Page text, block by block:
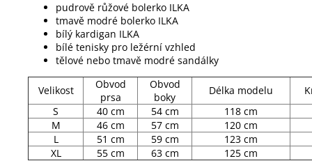
pudrově růžové bolerko ILKA
tmavě modré bolerko ILKA
bílý kardigan ILKA
bílé tenisky pro ležérní vzhled
tělové nebo tmavě modré sandálky
Velikost
Obvod
prsa
Obvod
boky
Délka modelu
S
40 cm 54 cm
118 cm
M
46 cm 57 cm
120 cm
L
51 cm 59 cm
123 cm
XL
55 cm 63 cm 125 cm